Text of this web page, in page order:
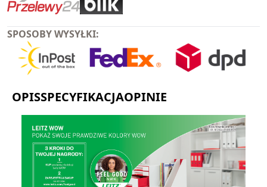
SPOSOBY WYSYŁKI:
OPISSPECYFIKACJAOPINIE